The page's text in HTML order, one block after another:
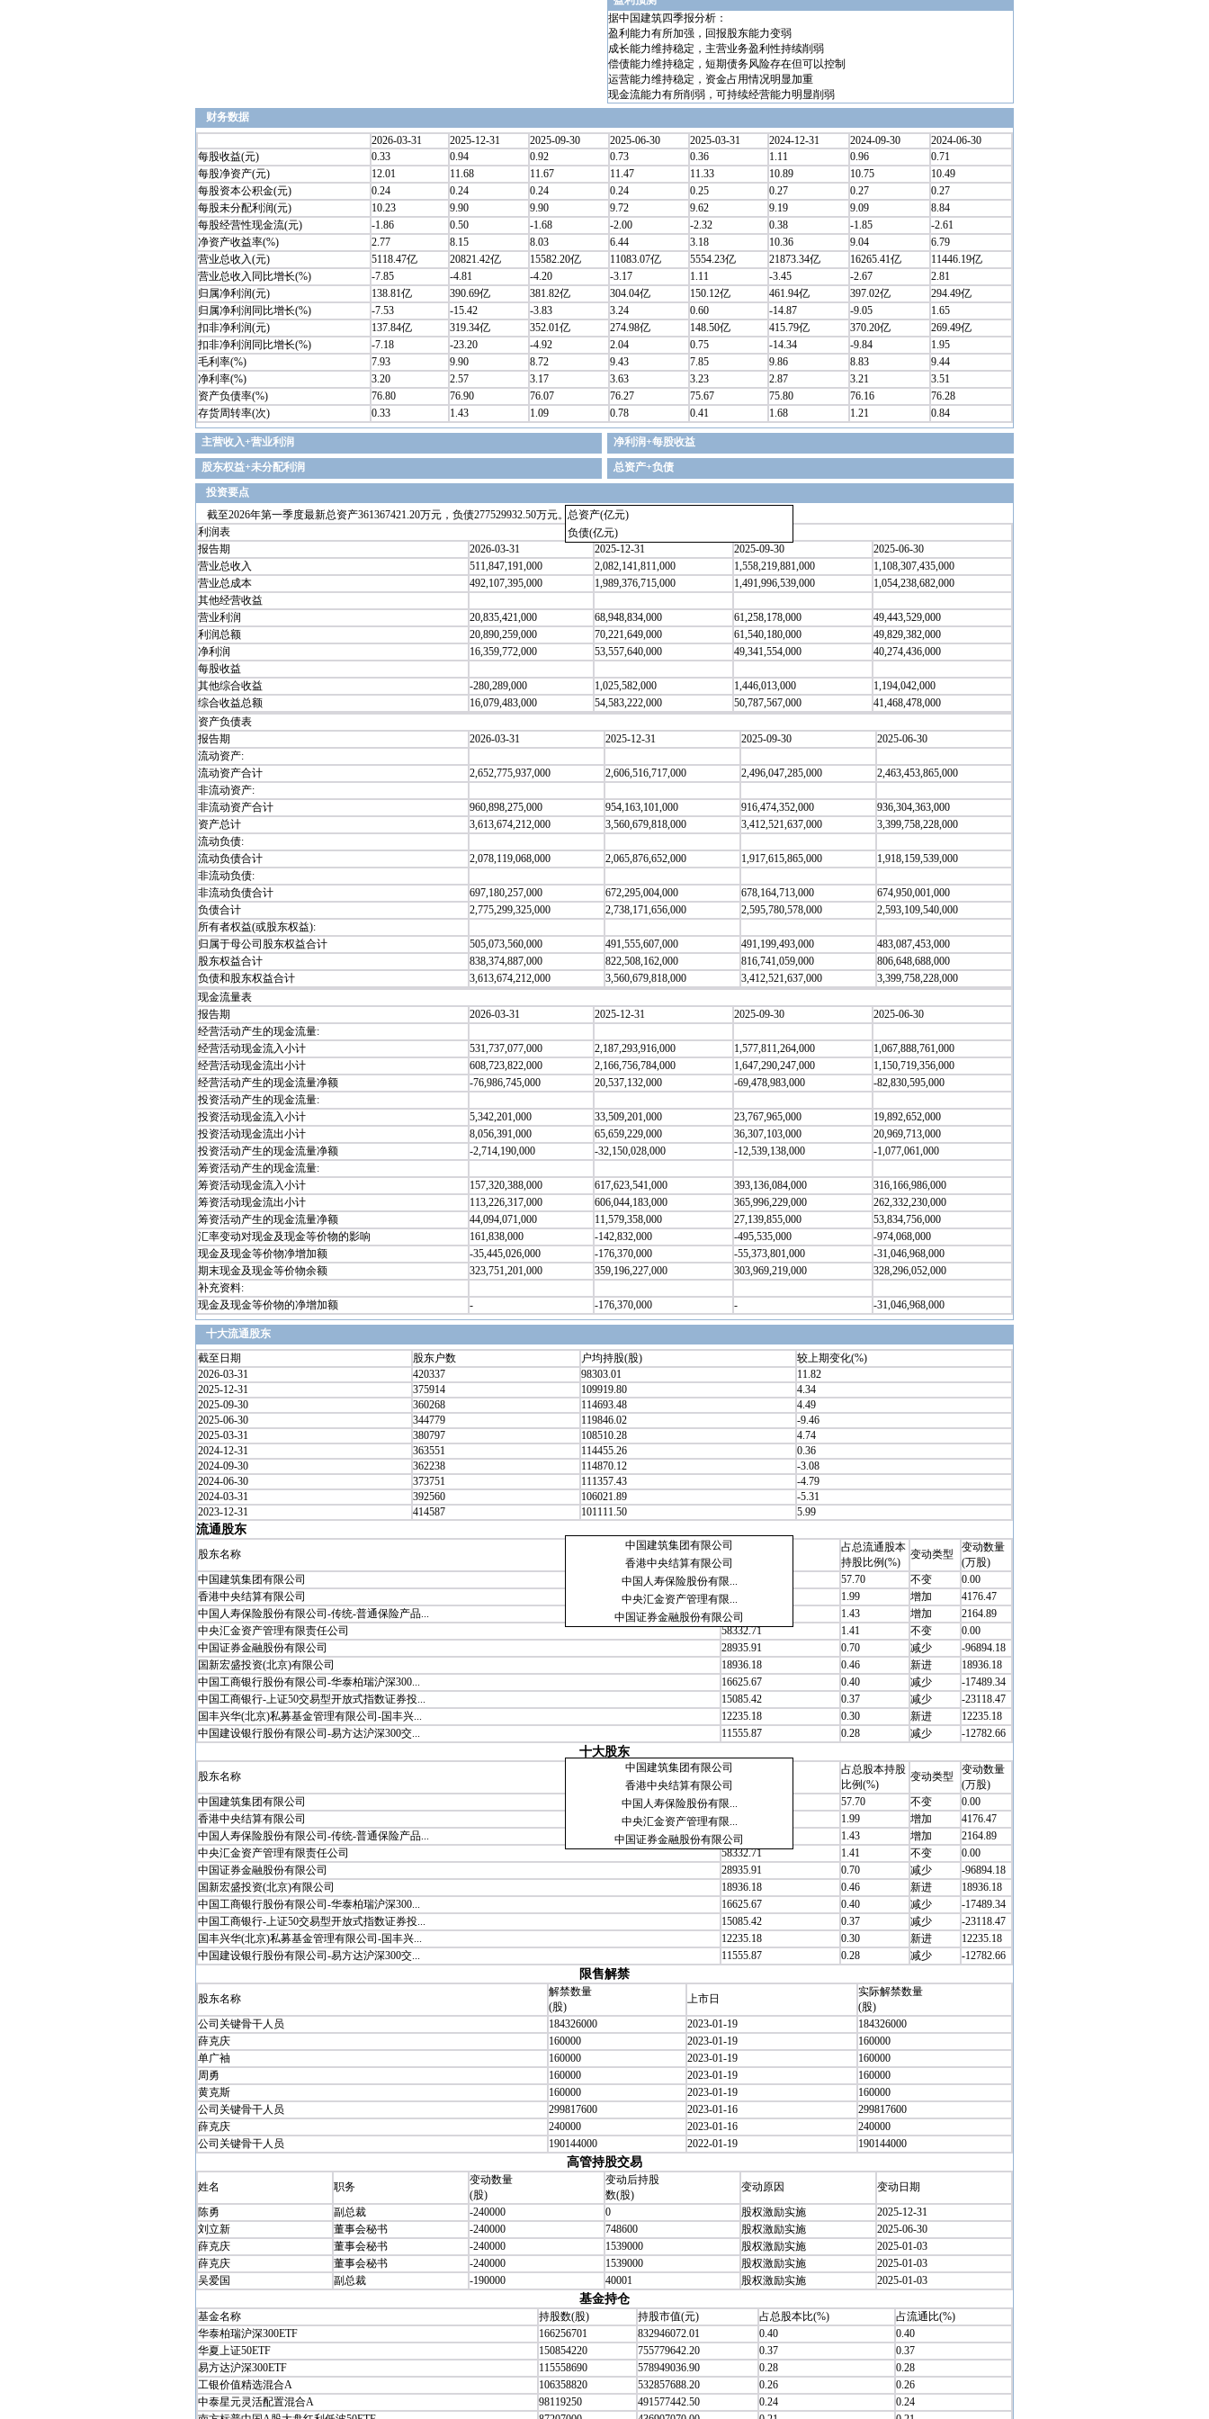
据中国建筑四季报分析：
盈利能力有所加强，回报股东能力变弱
成长能力维持稳定，主营业务盈利性持续削弱
偿债能力维持稳定，短期债务风险存在但可以控制
运营能力维持稳定，资金占用情况明显加重
现金流能力有所削弱，可持续经营能力明显削弱
财务数据
2026-03-31
2025-12-31 2025-09-30 2025-06-30 2025-03-31 2024-12-31 2024-09-30
2024-06-30
每股收益(元)
0.33 0.94 0.92 0.73 0.36 1.11 0.96
0.71
每股净资产(元)
12.01 11.68 11.67 11.47 11.33 10.89 10.75
10.49
每股资本公积金(元)
0.24 0.24 0.24 0.24 0.25 0.27 0.27
0.27
每股未分配利润(元)
10.23 9.90 9.90 9.72 9.62 9.19 9.09
8.84
每股经营性现金流(元)
-1.86 0.50 -1.68 -2.00 -2.32 0.38 -1.85
-2.61
净资产收益率(%)
2.77 8.15 8.03 6.44 3.18 10.36 9.04
6.79
营业总收入(元)
5118.47亿 20821.42亿 15582.20亿 11083.07亿 5554.23亿 21873.34亿 16265.41亿
11446.19亿
营业总收入同比增长(%)
-7.85 -4.81 -4.20 -3.17 1.11 -3.45 -2.67
2.81
归属净利润(元)
138.81亿 390.69亿 381.82亿 304.04亿 150.12亿 461.94亿 397.02亿
294.49亿
归属净利润同比增长(%)
-7.53 -15.42 -3.83 3.24 0.60 -14.87 -9.05
1.65
扣非净利润(元)
137.84亿 319.34亿 352.01亿 274.98亿 148.50亿 415.79亿 370.20亿
269.49亿
扣非净利润同比增长(%)
-7.18 -23.20 -4.92 2.04 0.75 -14.34 -9.84
1.95
毛利率(%)
7.93 9.90 8.72 9.43 7.85 9.86 8.83
9.44
净利率(%)
3.20 2.57 3.17 3.63 3.23 2.87 3.21
3.51
资产负债率(%)
76.80 76.90 76.07 76.27 75.67 75.80 76.16
76.28
存货周转率(次)
0.33 1.43 1.09 0.78 0.41 1.68 1.21 0.84
主营收入+营业利润
净利润+每股收益
股东权益+未分配利润
总资产+负债
投资要点
总资产(亿元)
负债(亿元)
截至2026年第一季度最新总资产361367421.20万元，负债277529932.50万元。
利润表
报告期
2026-03-31 2025-12-31 2025-09-30
2025-06-30
营业总收入
511,847,191,000 2,082,141,811,000 1,558,219,881,000
1,108,307,435,000
营业总成本
492,107,395,000 1,989,376,715,000 1,491,996,539,000
1,054,238,682,000
其他经营收益
营业利润
20,835,421,000 68,948,834,000 61,258,178,000
49,443,529,000
利润总额
20,890,259,000 70,221,649,000 61,540,180,000
49,829,382,000
净利润
16,359,772,000 53,557,640,000 49,341,554,000
40,274,436,000
每股收益
其他综合收益
-280,289,000 1,025,582,000 1,446,013,000
1,194,042,000
综合收益总额
16,079,483,000 54,583,222,000 50,787,567,000
41,468,478,000
资产负债表
报告期
2026-03-31 2025-12-31 2025-09-30
2025-06-30
流动资产:
流动资产合计
2,652,775,937,000 2,606,516,717,000 2,496,047,285,000
2,463,453,865,000
非流动资产:
非流动资产合计
960,898,275,000 954,163,101,000 916,474,352,000
936,304,363,000
资产总计
3,613,674,212,000 3,560,679,818,000 3,412,521,637,000
3,399,758,228,000
流动负债:
流动负债合计
2,078,119,068,000 2,065,876,652,000 1,917,615,865,000
1,918,159,539,000
非流动负债:
非流动负债合计
697,180,257,000 672,295,004,000 678,164,713,000
674,950,001,000
负债合计
2,775,299,325,000 2,738,171,656,000 2,595,780,578,000
2,593,109,540,000
所有者权益(或股东权益):
归属于母公司股东权益合计
505,073,560,000 491,555,607,000 491,199,493,000
483,087,453,000
股东权益合计
838,374,887,000 822,508,162,000 816,741,059,000
806,648,688,000
负债和股东权益合计
3,613,674,212,000 3,560,679,818,000 3,412,521,637,000
3,399,758,228,000
现金流量表
报告期
2026-03-31 2025-12-31 2025-09-30
2025-06-30
经营活动产生的现金流量:
经营活动现金流入小计
531,737,077,000 2,187,293,916,000 1,577,811,264,000
1,067,888,761,000
经营活动现金流出小计
608,723,822,000 2,166,756,784,000 1,647,290,247,000
1,150,719,356,000
经营活动产生的现金流量净额
-76,986,745,000 20,537,132,000 -69,478,983,000
-82,830,595,000
投资活动产生的现金流量:
投资活动现金流入小计
5,342,201,000 33,509,201,000 23,767,965,000
19,892,652,000
投资活动现金流出小计
8,056,391,000 65,659,229,000 36,307,103,000
20,969,713,000
投资活动产生的现金流量净额
-2,714,190,000 -32,150,028,000 -12,539,138,000
-1,077,061,000
筹资活动产生的现金流量:
筹资活动现金流入小计
157,320,388,000 617,623,541,000 393,136,084,000
316,166,986,000
筹资活动现金流出小计
113,226,317,000 606,044,183,000 365,996,229,000
262,332,230,000
筹资活动产生的现金流量净额
44,094,071,000 11,579,358,000 27,139,855,000
53,834,756,000
汇率变动对现金及现金等价物的影响
161,838,000 -142,832,000 -495,535,000
-974,068,000
现金及现金等价物净增加额
-35,445,026,000 -176,370,000 -55,373,801,000
-31,046,968,000
期末现金及现金等价物余额
323,751,201,000 359,196,227,000 303,969,219,000
328,296,052,000
补充资料:
现金及现金等价物的净增加额
- -176,370,000 - -31,046,968,000
十大流通股东
截至日期
股东户数 户均持股(股)
较上期变化(%)
2026-03-31
420337 98303.01
11.82
2025-12-31
375914 109919.80
4.34
2025-09-30
360268 114693.48
4.49
2025-06-30
344779 119846.02
-9.46
2025-03-31
380797 108510.28
4.74
2024-12-31
363551 114455.26
0.36
2024-09-30
362238 114870.12
-3.08
2024-06-30
373751 111357.43
-4.79
2024-03-31
392560 106021.89
-5.31
2023-12-31
414587 101111.50 5.99
流通股东
中国建筑集团有限公司
香港中央结算有限公司
中国人寿保险股份有限...
中央汇金资产管理有限...
中国证券金融股份有限公司
股东名称
持股数
(万股)
占总流通股本
持股比例(%)
变动类型
变动数量
(万股)
中国建筑集团有限公司
2384372.73 57.70 不变
0.00
香港中央结算有限公司
82147.00 1.99 增加
4176.47
中国人寿保险股份有限公司-传统-普通保险产品...
59099.34 1.43 增加
2164.89
中央汇金资产管理有限责任公司
58332.71 1.41 不变
0.00
中国证券金融股份有限公司
28935.91 0.70 减少
-96894.18
国新宏盛投资(北京)有限公司
18936.18 0.46 新进
18936.18
中国工商银行股份有限公司-华泰柏瑞沪深300...
16625.67 0.40 减少
-17489.34
中国工商银行-上证50交易型开放式指数证券投...
15085.42 0.37 减少
-23118.47
国丰兴华(北京)私募基金管理有限公司-国丰兴...
12235.18 0.30 新进
12235.18
中国建设银行股份有限公司-易方达沪深300交...
11555.87 0.28 减少 -12782.66
十大股东
中国建筑集团有限公司
香港中央结算有限公司
中国人寿保险股份有限...
中央汇金资产管理有限...
中国证券金融股份有限公司
股东名称
持股数
(万股)
占总股本持股
比例(%)
变动类型
变动数量
(万股)
中国建筑集团有限公司
2384372.73 57.70 不变
0.00
香港中央结算有限公司
82147.00 1.99 增加
4176.47
中国人寿保险股份有限公司-传统-普通保险产品...
59099.34 1.43 增加
2164.89
中央汇金资产管理有限责任公司
58332.71 1.41 不变
0.00
中国证券金融股份有限公司
28935.91 0.70 减少
-96894.18
国新宏盛投资(北京)有限公司
18936.18 0.46 新进
18936.18
中国工商银行股份有限公司-华泰柏瑞沪深300...
16625.67 0.40 减少
-17489.34
中国工商银行-上证50交易型开放式指数证券投...
15085.42 0.37 减少
-23118.47
国丰兴华(北京)私募基金管理有限公司-国丰兴...
12235.18 0.30 新进
12235.18
中国建设银行股份有限公司-易方达沪深300交...
11555.87 0.28 减少 -12782.66
限售解禁
股东名称
解禁数量
(股)
上市日
实际解禁数量
(股)
公司关键骨干人员
184326000 2023-01-19
184326000
薛克庆
160000 2023-01-19
160000
单广袖
160000 2023-01-19
160000
周勇
160000 2023-01-19
160000
黄克斯
160000 2023-01-19
160000
公司关键骨干人员
299817600 2023-01-16
299817600
薛克庆
240000 2023-01-16
240000
公司关键骨干人员
190144000 2022-01-19 190144000
高管持股交易
姓名 职务
变动数量
(股)
变动后持股
数(股)
变动原因
变动日期
陈勇
副总裁 -240000 0 股权激励实施
2025-12-31
刘立新
董事会秘书 -240000 748600 股权激励实施
2025-06-30
薛克庆
董事会秘书 -240000 1539000 股权激励实施
2025-01-03
薛克庆
董事会秘书 -240000 1539000 股权激励实施
2025-01-03
吴爱国
副总裁 -190000 40001 股权激励实施 2025-01-03
基金持仓
基金名称 持股数(股) 持股市值(元) 占总股本比(%)
占流通比(%)
华泰柏瑞沪深300ETF
166256701 832946072.01 0.40
0.40
华夏上证50ETF
150854220 755779642.20 0.37
0.37
易方达沪深300ETF
115558690 578949036.90 0.28
0.28
工银价值精选混合A
106358820 532857688.20 0.26
0.26
中泰星元灵活配置混合A
98119250 491577442.50 0.24
0.24